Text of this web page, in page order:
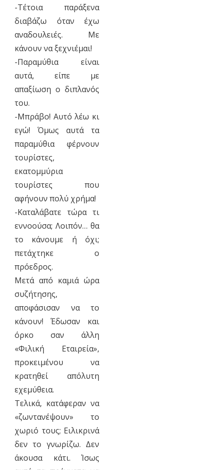
-Τέτοια παράξενα
διαβάζω όταν έχω
αναδουλειές. Με
κάνουν να ξεχνιέμαι!
-Παραμύθια είναι
αυτά, είπε με
απαξίωση ο διπλανός
του.
-Μπράβο! Αυτό λέω κι
εγώ! Όμως αυτά τα
παραμύθια φέρνουν
τουρίστες,
εκατομμύρια
τουρίστες που
αφήνουν πολύ χρήμα!
-Καταλάβατε τώρα τι
εννοούσα; Λοιπόν… θα
το κάνουμε ή όχι;
πετάχτηκε ο
πρόεδρος.
Μετά από καμιά ώρα
συζήτησης,
αποφάσισαν να το
κάνουν! Έδωσαν και
όρκο σαν άλλη
«Φιλική Εταιρεία»,
προκειμένου να
κρατηθεί απόλυτη
εχεμύθεια.
Τελικά, κατάφεραν να
«ζωντανέψουν» το
χωριό τους; Ειλικρινά
δεν το γνωρίζω. Δεν
άκουσα κάτι. Ίσως